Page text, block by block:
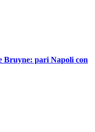
Bruyne: pari Napoli con